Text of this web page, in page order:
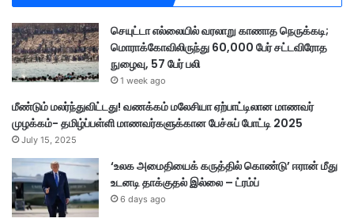
செயுட்டா எல்லையில் வரலாறு காணாத நெருக்கடி;
மொராக்கோவிலிருந்து 60,000 பேர் சட்டவிரோத
நுழைவு, 57 பேர் பலி
1 week ago
மீண்டும் மலர்ந்துவிட்டது! வணக்கம் மலேசியா ஏற்பாட்டிலான மாணவர்
முழக்கம்- தமிழ்ப்பள்ளி மாணவர்களுக்கான பேச்சுப் போட்டி 2025
July 15, 2025
‘உலக அமைதியைக் கருத்தில் கொண்டு’ ஈரான் மீது
உடனடி தாக்குதல் இல்லை – ட்ரம்ப்
6 days ago